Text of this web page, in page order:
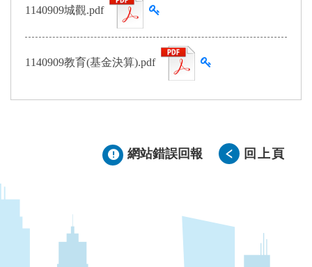
1140909城觀.pdf
1140909教育(基金決算).pdf
網站錯誤回報 回上頁